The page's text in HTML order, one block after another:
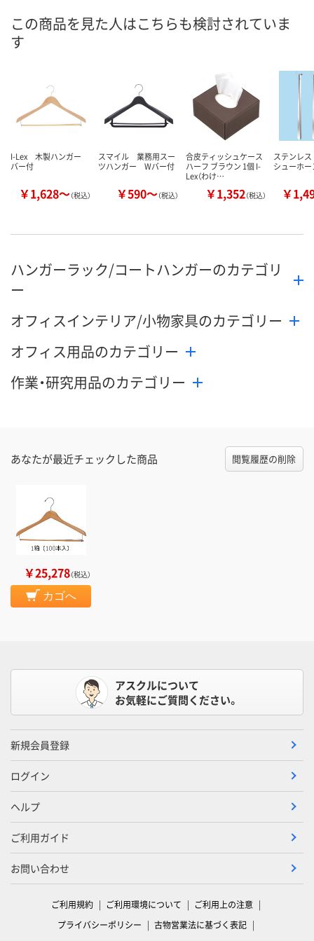
数量
この商品を見た人はこちらも検討されていま
す
I-Lex 木製ハンガー
バー付
￥1,628～（税込）
スマイル 業務用スー
ツハンガー Wバー付
￥590～（税込）
合皮ティッシュケース
ハーフ ブラウン 1個 I-
Lex（わけ…
￥1,352（税込）
ステンレ
シューホ
￥
ハンガーラック/コートハンガーのカテゴリ
ー
オフィスインテリア/小物家具のカテゴリー
オフィス用品のカテゴリー
作業・研究用品のカテゴリー
あなたが最近チェックした商品 閲覧履歴の削除
￥25,278（税込）
カゴへ
アスクルについて
お気軽にご質問ください。
新規会員登録
ログイン
ヘルプ
ご利用ガイド
お問い合わせ
ご利用規約 ご利用環境について
ご利用上の注意
プライバシーポリシー
古物営業法に基づく表記